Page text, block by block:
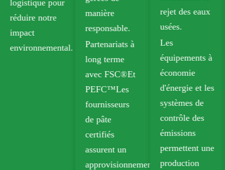
logistique pour
réduire notre
impact
environnemental.
manière
responsable.
Partenariats à
long terme
avec FSC®Et
PEFC™Les
fournisseurs
de pâte
certifiés
assurent un
approvisionnement
rejet des eaux
usées.
Les
équipements à
économie
d'énergie et les
systèmes de
contrôle des
émissions
permettent une
production